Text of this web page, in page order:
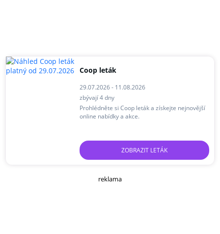
Coop leták
29.07.2026 - 11.08.2026
zbývají 4 dny
Prohlédněte si Coop leták a získejte nejnovější
online nabídky a akce.
ZOBRAZIT LETÁK
reklama